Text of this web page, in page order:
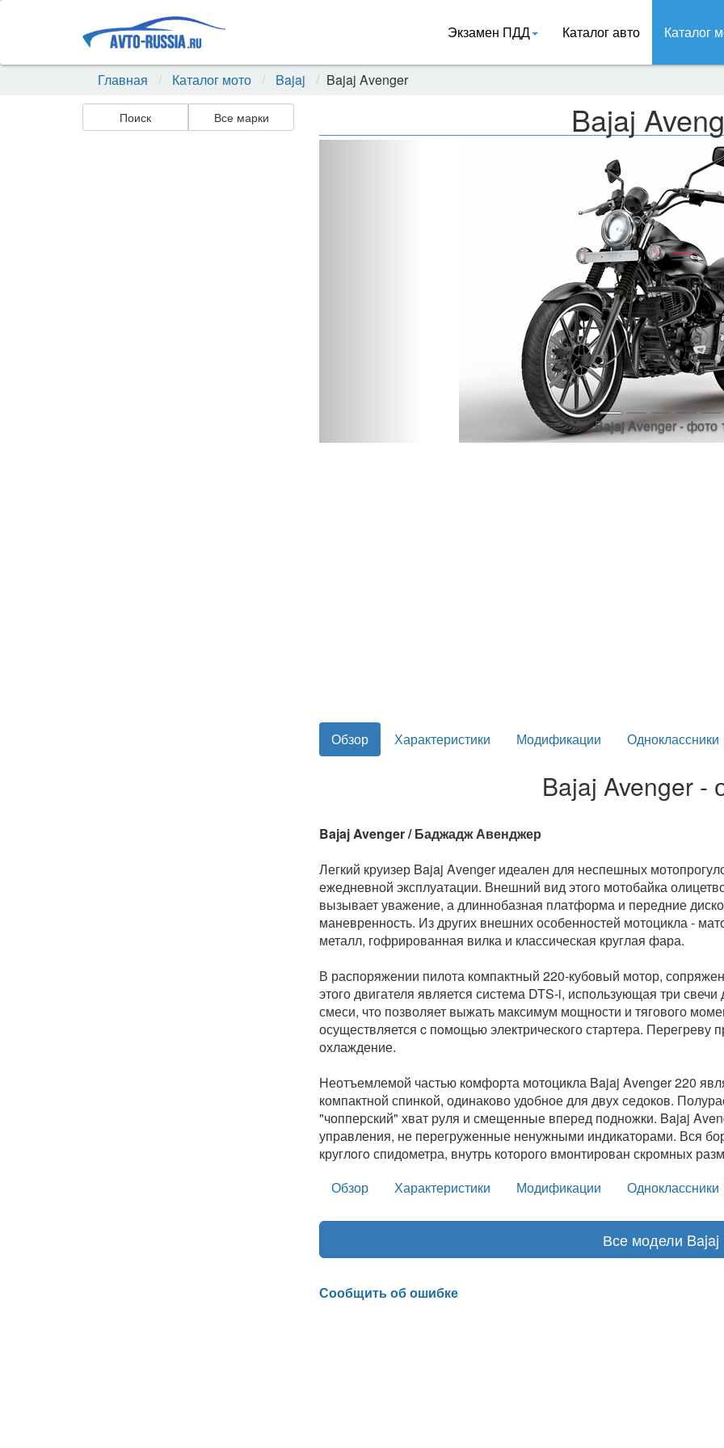
Экзамен ПДД Каталог авто Каталог
Главная Каталог мото Bajaj Bajaj Avenger
Поиск Все марки Bajaj
Bajaj Avenger - фото
Обзор Характеристики Модификации Одноклассники
Bajaj Avenger -
Bajaj Avenger / Баджадж Авенджер
Легкий круизер Bajaj Avenger идеален для неспешных
ежедневной эксплуатации. Внешний вид этого мотобайка
вызывает уважение, а длиннобазная платформа и передние
маневренность. Из других внешних особенностей мотоцикла -
металл, гофрированная вилка и классическая круглая фара.
В распоряжении пилота компактный 220-кубовый мотор,
этого двигателя является система DTS-i, использующая три
смеси, что позволяет выжать максимум мощности и тягового
осуществляется c пoмoщью электрического стартера. Перегреву
охлаждение.
Неотъемлемой частью комфорта мотоцикла Bajaj Avenger 220
компактной спинкой, одинаково удoбное для двуx седоков.
"чопперский" хват руля и смещенные вперед подножки. Bajaj
управления, не перегруженные ненужными индикаторами. Вся
круглoгo спидометра, внутрь которого вмонтирован скромных
Обзор
Характеристики Модификации Одноклассники
Все модели Bajaj
Сообщить об ошибке